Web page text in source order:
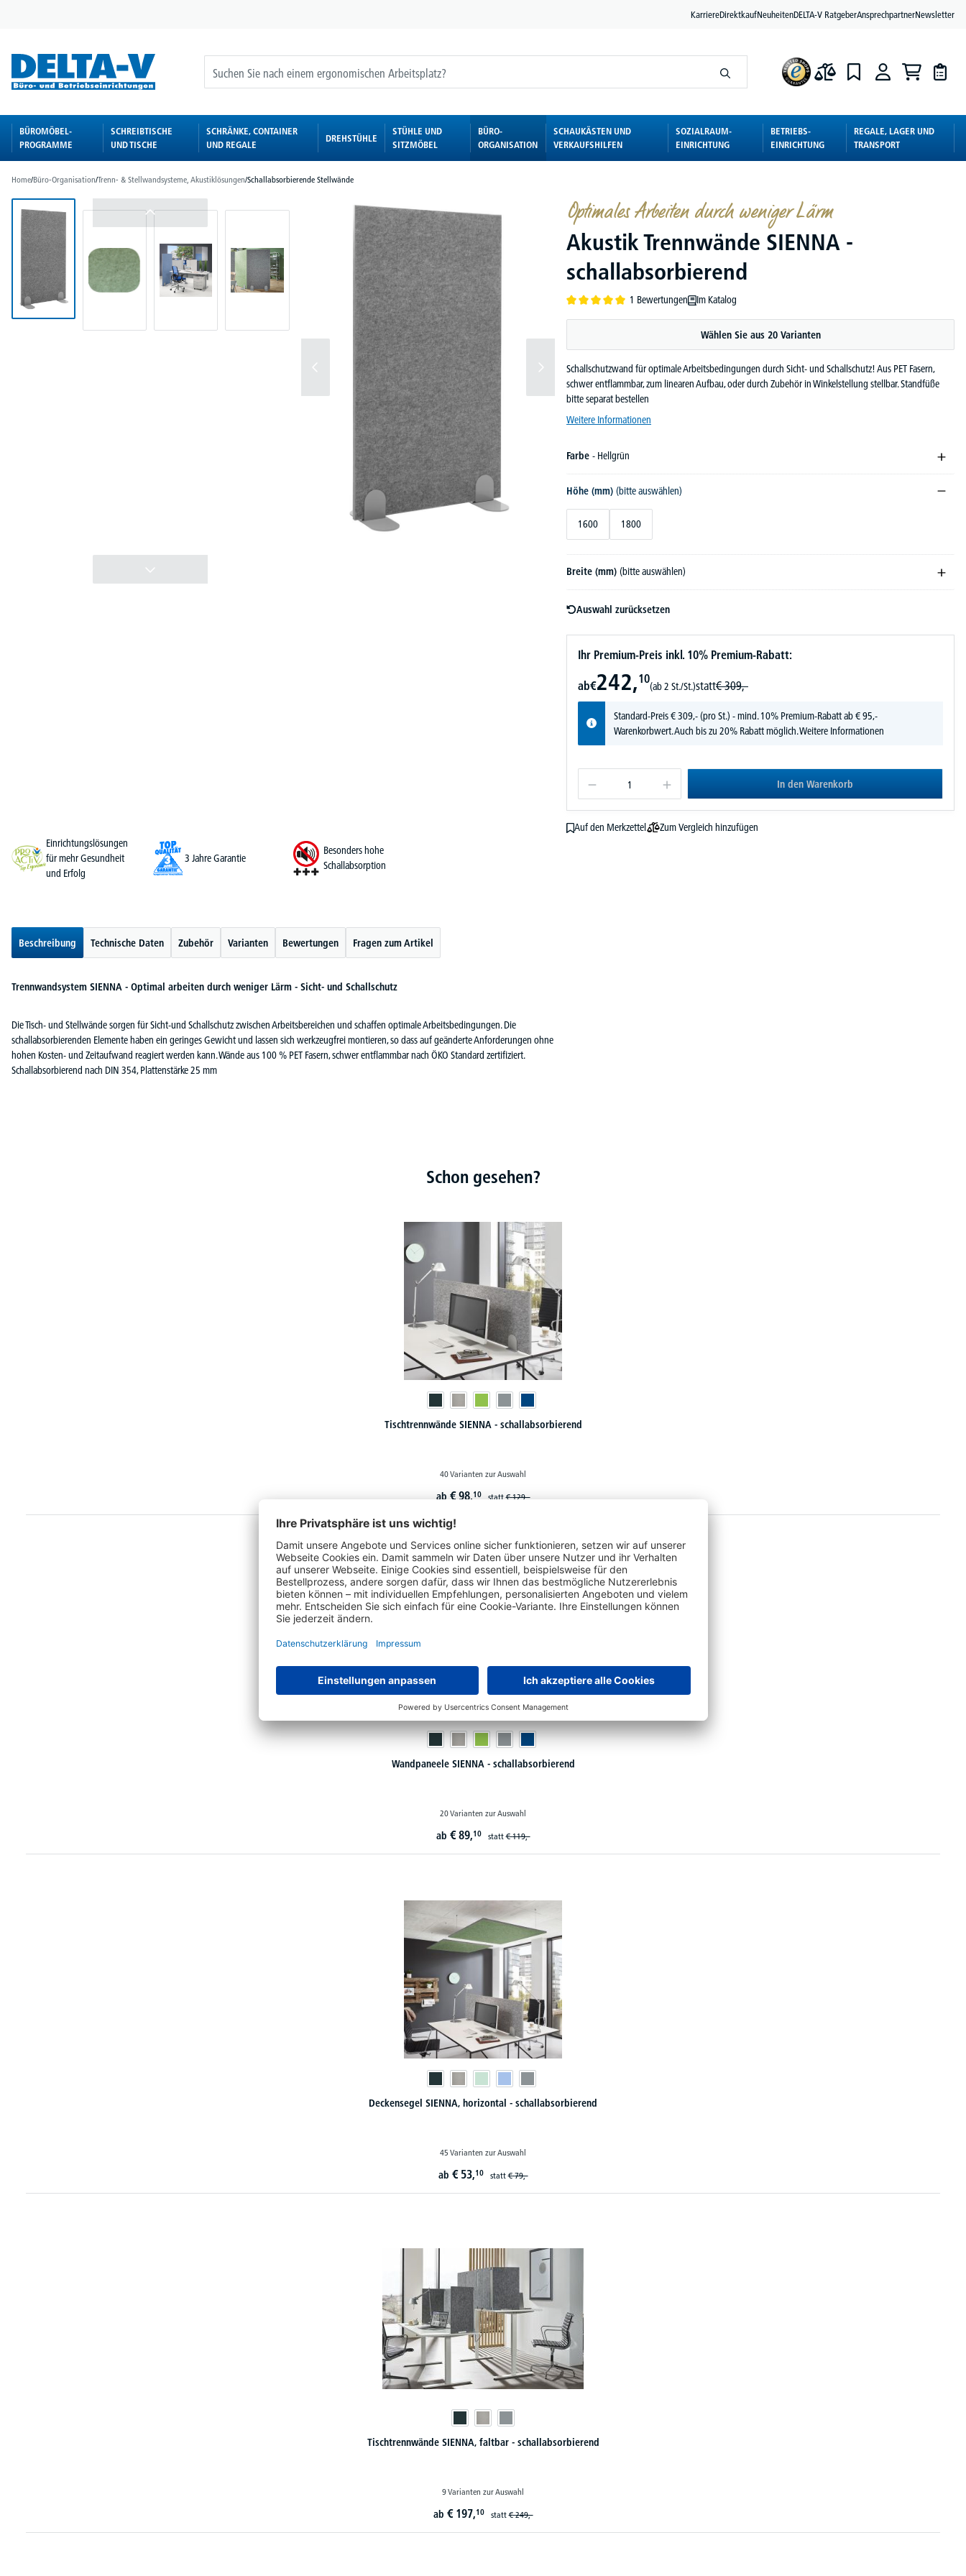
KarriereDirektkaufNeuheitenDELTA-V RatgeberAnsprechpartnerNewsletter
BÜROMÖBEL-
PROGRAMME
SCHREIBTISCHE
UND TISCHE
SCHRÄNKE, CONTAINER
UND REGALE
DREHSTÜHLE
STÜHLE UND
SITZMÖBEL
BÜRO-
ORGANISATION
SCHAUKÄSTEN UND
VERKAUFSHILFEN
SOZIALRAUM-
EINRICHTUNG
BETRIEBS-
EINRICHTUNG
REGALE, LAGER UND
TRANSPORT
Home/Büro-Organisation/Trenn- & Stellwandsysteme, Akustiklösungen/Schallabsorbierende Stellwände
Optimales Arbeiten durch weniger Lärm
Akustik Trennwände SIENNA -
schallabsorbierend
1 Bewertungen Im Katalog
Wählen Sie aus 20 Varianten
Schallschutzwand für optimale Arbeitsbedingungen durch Sicht- und Schallschutz! Aus PET Fasern,
schwer entflammbar, zum linearen Aufbau, oder durch Zubehör in Winkelstellung stellbar. Standfüße
bitte separat bestellen
Weitere Informationen
Farbe - Hellgrün
Höhe (mm) (bitte auswählen)
1600 1800
Breite (mm) (bitte auswählen)
Auswahl zurücksetzen
Ihr Premium-Preis inkl. 10% Premium-Rabatt:
ab€242,10
(ab 2 St./St.)statt€ 309,-
Standard-Preis€309,-(pro St.) - mind. 10% Premium-Rabatt ab € 95,-
Warenkorbwert. Auch bis zu 20% Rabatt möglich.Weitere Informationen
In den Warenkorb
Auf den Merkzettel
Zum Vergleich hinzufügen
Einrichtungslösungen
für mehr Gesundheit
und Erfolg
3 Jahre Garantie
Besonders hohe
Schallabsorption
Beschreibung Technische Daten Zubehör Varianten Bewertungen Fragen zum Artikel
Trennwandsystem SIENNA - Optimal arbeiten durch weniger Lärm - Sicht- und Schallschutz
Die Tisch- und Stellwände sorgen für Sicht-und Schallschutz zwischen Arbeitsbereichen und schaffen optimale Arbeitsbedingungen. Die
schallabsorbierenden Elemente haben ein geringes Gewicht und lassen sich werkzeugfrei montieren, so dass auf geänderte Anforderungen ohne
hohen Kosten- und Zeitaufwand reagiert werden kann. Wände aus 100 % PET Fasern, schwer entflammbar nach ÖKO Standard zertifiziert.
Schallabsorbierend nach DIN 354, Plattenstärke 25 mm
Schon gesehen?
Tischtrennwände SIENNA - schallabsorbierend
40 Varianten zur Auswahl
ab € 98,10 statt€ 129,-
Wandpaneele SIENNA - schallabsorbierend
20 Varianten zur Auswahl
ab € 89,10 statt€ 119,-
Deckensegel SIENNA, horizontal - schallabsorbierend
45 Varianten zur Auswahl
ab € 53,10 statt€ 79,-
Tischtrennwände SIENNA, faltbar - schallabsorbierend
9 Varianten zur Auswahl
ab € 197,10 statt€ 249,-